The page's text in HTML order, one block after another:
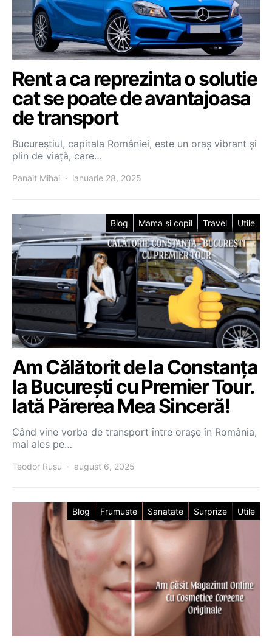
Rent a ca reprezinta o solutie
cat se poate de avantajoasa
de transport
Bucureștiul, capitala României, este un oraș vibrant și
plin de viață, care…
Panait Mihai ianuarie 28, 2025
Blog Mama si copil Travel Utile
Am Călătorit de la Constanța
la București cu Premier Tour.
Iată Părerea Mea Sinceră!
Când vine vorba de transport între orașe în România,
mai ales pe…
Teodor Rusu august 6, 2025
Blog Frumuste Sanatate Surprize Utile